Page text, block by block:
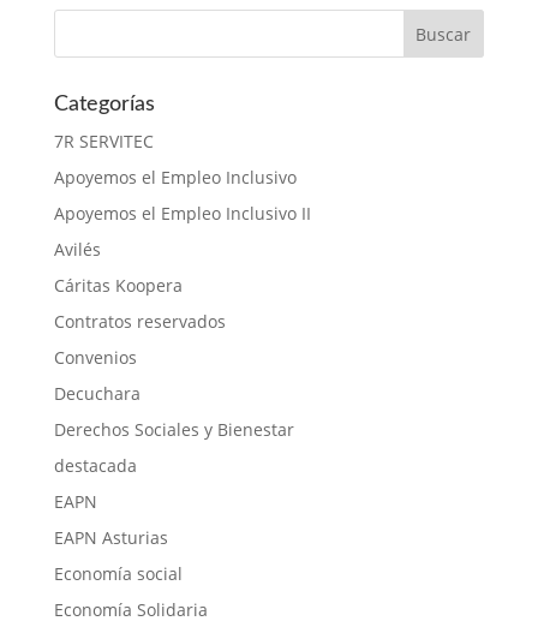
Categorías
7R SERVITEC
Apoyemos el Empleo Inclusivo
Apoyemos el Empleo Inclusivo II
Avilés
Cáritas Koopera
Contratos reservados
Convenios
Decuchara
Derechos Sociales y Bienestar
destacada
EAPN
EAPN Asturias
Economía social
Economía Solidaria